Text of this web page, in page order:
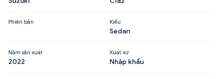
Phiên bản Kiểu
Sedan
Năm sản xuất
2022
Xuất xứ
Nhập khẩu